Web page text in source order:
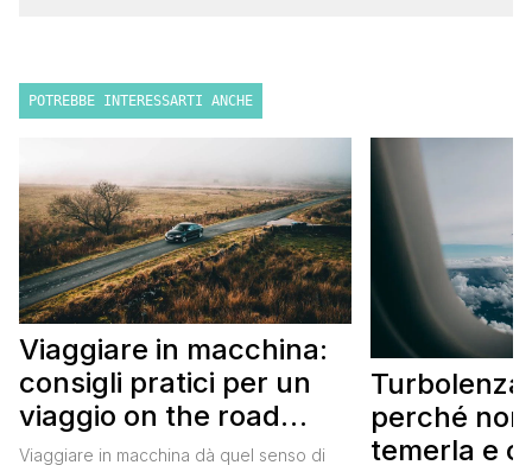
POTREBBE INTERESSARTI ANCHE
Viaggiare in macchina:
consigli pratici per un
viaggio on the road
perfetto
Viaggiare in macchina dà quel senso di
perché
temerla e